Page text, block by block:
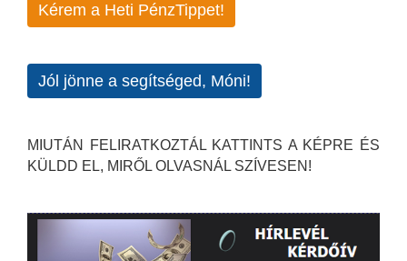
Kérem a Heti PénzTippet!
Jól jönne a segítséged, Móni!
MIUTÁN FELIRATKOZTÁL KATTINTS A KÉPRE ÉS
KÜLDD EL, MIRŐL OLVASNÁL SZÍVESEN!